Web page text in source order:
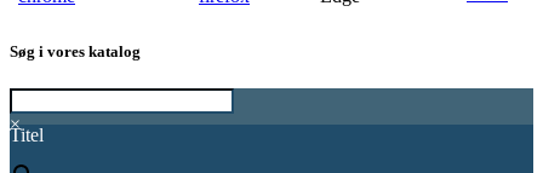
Søg i vores katalog
×
Titel